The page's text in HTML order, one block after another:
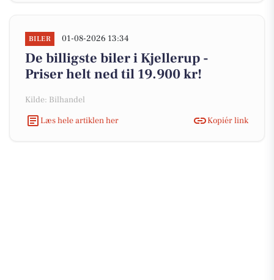
BILER 01-08-2026 13:34
De billigste biler i Kjellerup -
Priser helt ned til 19.900 kr!
Kilde: Bilhandel
Læs hele artiklen her
Kopiér link